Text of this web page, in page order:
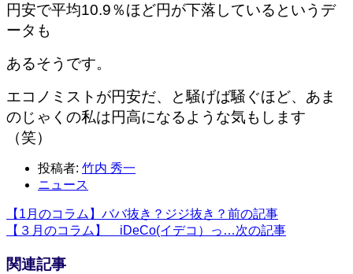
円安で平均10.9％ほど円が下落しているというデ
ータも
あるそうです。
エコノミスト が円安だ、と騒げば騒ぐほど、あま
のじゃくの私は円高になるような気もします
（笑）
投稿者: 竹内 秀一
ニュース
【1月のコラム】ババ抜き？ジジ抜き？ 前の記事
【３月のコラム】 iDeCo(イデコ）っ…次の記事
関連記事